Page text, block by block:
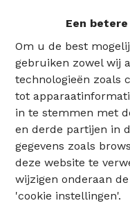
Een
Om u de best
gebruiken zowel wij
technologieën zoals
tot
in te stemmen met
en derde partijen in
gegevens zoals
deze website te
wijzigen onderaan
'cookie instellingen'.
AFMETINGEN :
Garage:6,75 m x
Poort:1,91 m x 2,25
Kosten:+/- 10
bevestiging door de
De documenten
gedownload.
De door
vormt geen
technische